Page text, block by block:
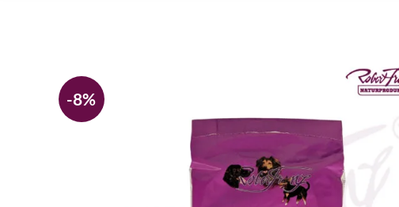
-8%